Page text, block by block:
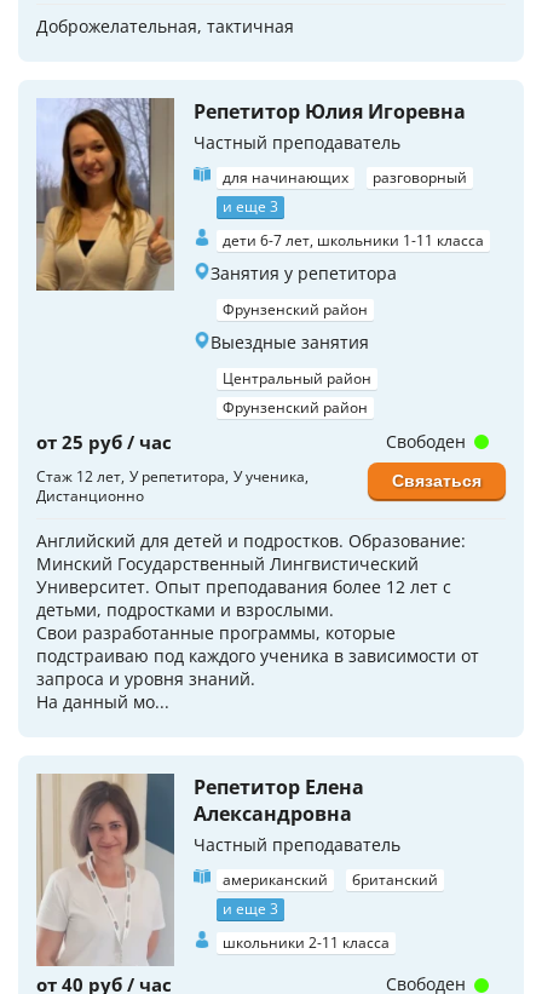
Доброжелательная, тактичная
Репетитор Юлия Игоревна
Частный преподаватель
для начинающих
разговорный
и еще 3
дети 6-7 лет, школьники 1-11 класса
Занятия у репетитора
Фрунзенский район
Выездные занятия
Центральный район
Фрунзенский район
от 25 руб / час
Стаж 12 лет У репетитора У ученика
Дистанционно
Английский для детей и подростков. Образование:
Минский Государственный Лингвистический
Университет. Опыт преподавания более 12 лет с
детьми, подростками и взрослыми.
Свои разработанные программы, которые
подстраиваю под каждого ученика в зависимости от
запроса и уровня знаний.
На данный мо...
Свободен
Связаться
Репетитор Елена
Александровна
Частный преподаватель
американский
британский
и еще 3
школьники 2-11 класса
от 40 руб / час Свободен